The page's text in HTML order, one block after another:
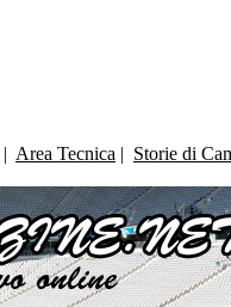
| Area Tecnica | Storie di